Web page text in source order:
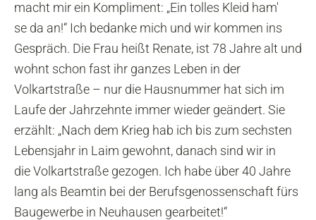
macht mir ein Kompliment: „Ein tolles Kleid ham'
se da an!“ Ich bedanke mich und wir kommen ins
Gespräch. Die Frau heißt Renate, ist 78 Jahre alt und
wohnt schon fast ihr ganzes Leben in der
Volkartstraße – nur die Hausnummer hat sich im
Laufe der Jahrzehnte immer wieder geändert. Sie
erzählt: „Nach dem Krieg hab ich bis zum sechsten
Lebensjahr in Laim gewohnt, danach sind wir in
die Volkartstraße gezogen. Ich habe über 40 Jahre
lang als Beamtin bei der Berufsgenossenschaft fürs
Baugewerbe in Neuhausen gearbeitet!“